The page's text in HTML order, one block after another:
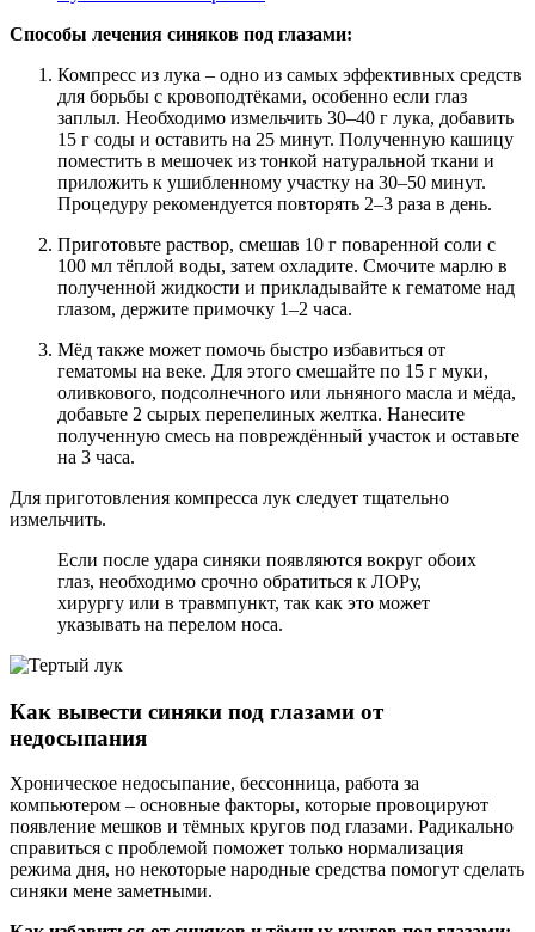
Способы лечения синяков под глазами:
Компресс из лука – одно из самых эффективных средств
для борьбы с кровоподтёками, особенно если глаз
заплыл. Необходимо измельчить 30–40 г лука, добавить
15 г соды и оставить на 25 минут. Полученную кашицу
поместить в мешочек из тонкой натуральной ткани и
приложить к ушибленному участку на 30–50 минут.
Процедуру рекомендуется повторять 2–3 раза в день.
Приготовьте раствор, смешав 10 г поваренной соли с
100 мл тёплой воды, затем охладите. Смочите марлю в
полученной жидкости и прикладывайте к гематоме над
глазом, держите примочку 1–2 часа.
Мёд также может помочь быстро избавиться от
гематомы на веке. Для этого смешайте по 15 г муки,
оливкового, подсолнечного или льняного масла и мёда,
добавьте 2 сырых перепелиных желтка. Нанесите
полученную смесь на повреждённый участок и оставьте
на 3 часа.
Для приготовления компресса лук следует тщательно
измельчить.
Если после удара синяки появляются вокруг обоих
глаз, необходимо срочно обратиться к ЛОРу,
хирургу или в травмпункт, так как это может
указывать на перелом носа.
Как вывести синяки под глазами от
недосыпания
Хроническое недосыпание, бессонница, работа за
компьютером – основные факторы, которые провоцируют
появление мешков и тёмных кругов под глазами. Радикально
справиться с проблемой поможет только нормализация
режима дня, но некоторые народные средства помогут сделать
синяки мене заметными.